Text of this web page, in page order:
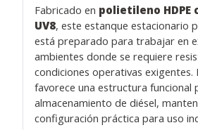
Fabricado en polietileno HDPE
UV8, este estanque estacionario
está preparado para trabajar en
ambientes donde se requiere
condiciones operativas exigentes.
favorece una estructura funcional
almacenamiento de diésel,
configuración práctica para uso